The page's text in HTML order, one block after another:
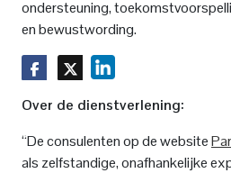
ondersteuning,
en bewustwording.
Over de dienstverlening:
“De consulenten op de website
als zelfstandige, onafhankelijke